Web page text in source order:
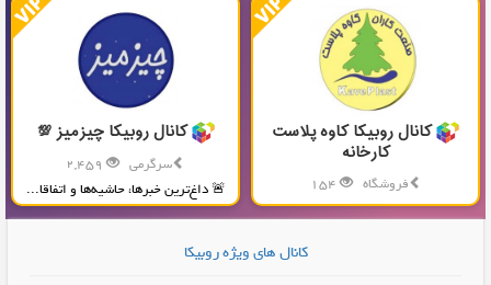
کانال روبیکا کاوه پلاست
کارخانه
فروشگاه
تولید و پخش محصولات پلاستیکی...
کانال روبیکا چیزمیز 💯
سرگرمی
🚨 داغ‌ترین خبرها، حاشیه‌ها و اتفاقا...
کانال های ویژه روبیکا